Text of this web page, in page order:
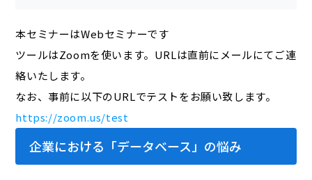
本セミナーはWebセミナーです
ツールはZoomを使います。URLは直前にメールにてご連
絡いたします。
なお、事前に以下のURLでテストをお願い致します。
https://zoom.us/test
企業における「データベース」の悩み